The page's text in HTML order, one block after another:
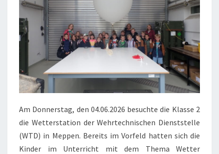
Am Donnerstag, den 04.06.2026 besuchte die Klasse 2
die Wetterstation der Wehrtechnischen Dienststelle
(WTD) in Meppen. Bereits im Vorfeld hatten sich die
Kinder im Unterricht mit dem Thema Wetter